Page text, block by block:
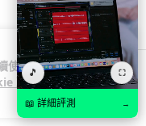
使用
政
🎵 ⛶
📖 詳細評測 →